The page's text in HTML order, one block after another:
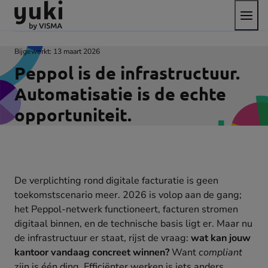
Direct
naar
content
Direct
naar
footer
Ga
naar
homepage
het
menu
Peppol is de infrastructuur.
Automatisatie is de echte
opportuniteit.
Bijgewerkt: 13 maart 2026
De verplichting rond digitale facturatie is geen
toekomstscenario meer. 2026 is volop aan de gang;
het Peppol-netwerk functioneert, facturen stromen
digitaal binnen, en de technische basis ligt er. Maar nu
de infrastructuur er staat, rijst de vraag: wat kan jouw
kantoor vandaag concreet winnen? Wantcompliant